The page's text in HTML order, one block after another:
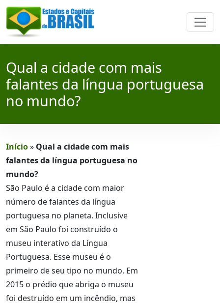
Qual a cidade com mais
falantes da língua portuguesa
no mundo?
Início» Qual a cidade com mais
falantes da língua portuguesa no
mundo?
São Paulo é a cidade com maior
número de falantes da língua
portuguesa no planeta. Inclusive
em São Paulo foi construído o
museu interativo da Língua
Portuguesa. Esse museu é o
primeiro de seu tipo no mundo. Em
2015 o prédio que abriga o museu
foi destruído em um incêndio, mas